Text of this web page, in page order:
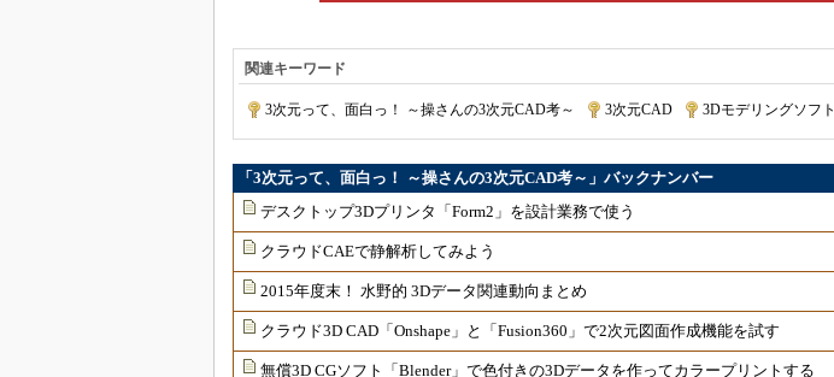
関連キーワード
3次元って、面白っ！ ～操さんの3次元CAD考～ 3次元CAD 3Dモデリングソフト
「3次元って、面白っ！ ～操さんの3次元CAD考～」バックナンバー
デスクトップ3Dプリンタ「Form2」を設計業務で使う
クラウドCAEで静解析してみよう
2015年度末！ 水野的 3Dデータ関連動向まとめ
クラウド3D CAD「Onshape」と「Fusion360」で2次元図面作成機能を試す
無償3D CGソフト「Blender」で色付きの3Dデータを作ってカラープリントする